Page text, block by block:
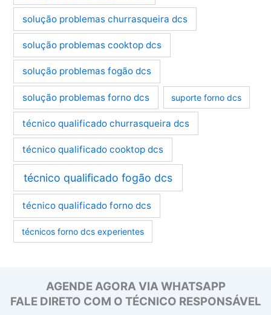
solução problemas churrasqueira dcs
solução problemas cooktop dcs
solução problemas fogão dcs
solução problemas forno dcs suporte forno dcs
técnico qualificado churrasqueira dcs
técnico qualificado cooktop dcs
técnico qualificado fogão dcs
técnico qualificado forno dcs
técnicos forno dcs experientes
AGENDE AGORA VIA WHATSAPP
FALE DIRETO COM O TÉCNICO RESPONSÁVEL